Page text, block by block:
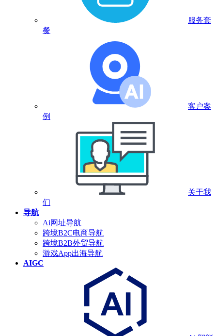
服务套
餐
客户案
例
关于我
们
导航
Ai网址导航
跨境B2C电商导航
跨境B2B外贸导航
游戏App出海导航
AIGC